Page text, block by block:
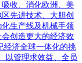
收、消化欧洲、美
先进技术、大胆创
生产线及机械手领
创造更大的经济效
经济全球一体化的挑
以管理求效益、全员